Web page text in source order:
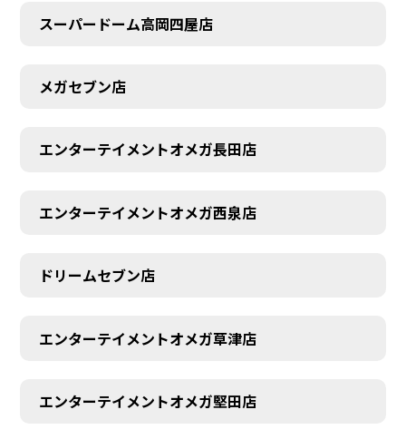
スーパードーム高岡四屋店
メガセブン店
エンターテイメントオメガ長田店
エンターテイメントオメガ西泉店
ドリームセブン店
エンターテイメントオメガ草津店
エンターテイメントオメガ堅田店